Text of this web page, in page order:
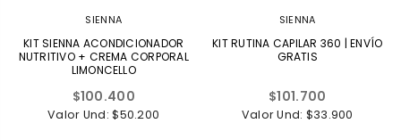
SIENNA
KIT SIENNA ACONDICIONADOR
NUTRITIVO + CREMA CORPORAL
LIMONCELLO
Precio
habitual
$100.400
Valor Und: $50.200
SIENNA
KIT RUTINA CAPILAR 360 | ENVÍO
GRATIS
Precio
habitual
$101.700
Valor Und: $33.900